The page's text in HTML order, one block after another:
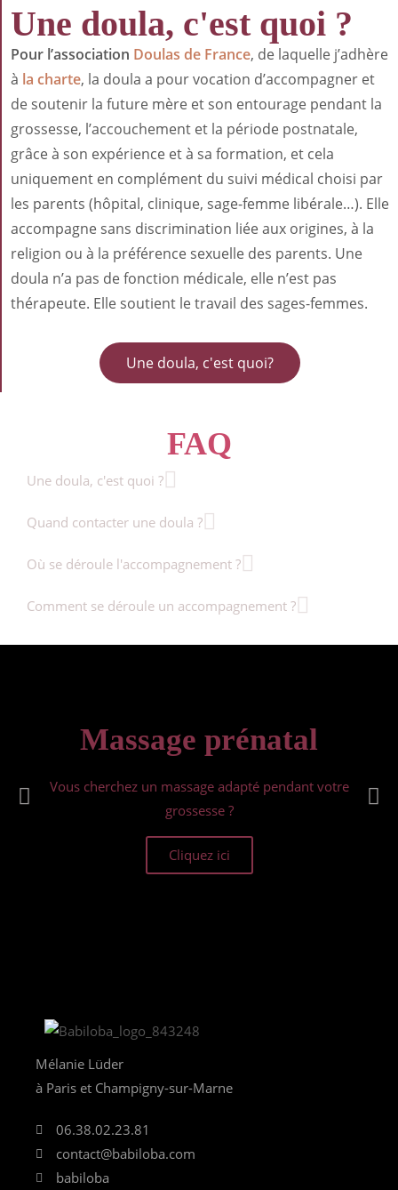
Une doula, c'est quoi ?
Pour l’association Doulas de France, de laquelle j’adhère
à la charte, la doula a pour vocation d’accompagner et
de soutenir la future mère et son entourage pendant la
grossesse, l’accouchement et la période postnatale,
grâce à son expérience et à sa formation, et cela
uniquement en complément du suivi médical choisi par
les parents (hôpital, clinique, sage-femme libérale…). Elle
accompagne sans discrimination liée aux origines, à la
religion ou à la préférence sexuelle des parents. Une
doula n’a pas de fonction médicale, elle n’est pas
thérapeute. Elle soutient le travail des sages-femmes.
Une doula, c'est quoi?
Une doula, c'est quoi ?
Quand contacter une doula ?
Où se déroule l'accompagnement ?
Comment se déroule un accompagnement ?
FAQ
Massage prénatal
Vous cherchez un massage adapté pendant votre
grossesse ?
Cliquez ici
Mélanie Lüder
à Paris et Champigny-sur-Marne
06.38.02.23.81
contact@babiloba.com
babiloba